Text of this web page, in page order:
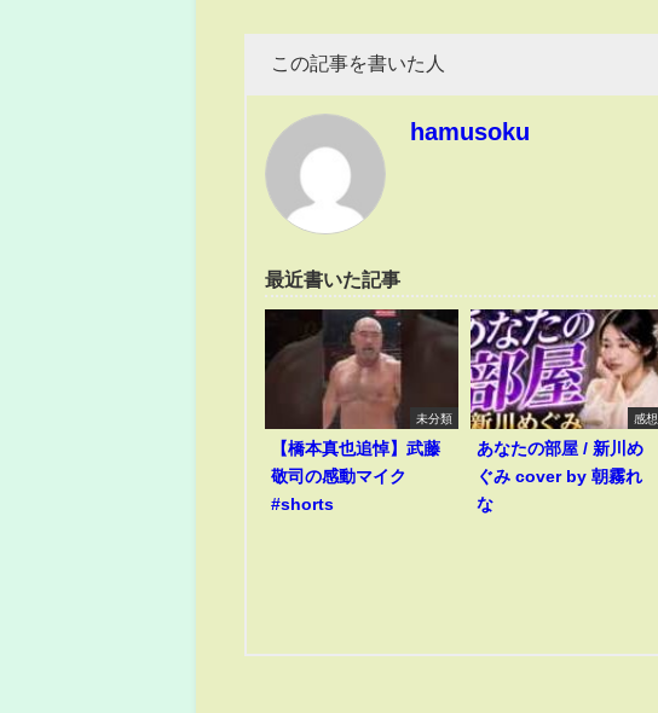
この記事を書いた人
hamusoku
最近書いた記事
未分類
【橋本真也追悼】武藤
敬司の感動マイク
#shorts
感想
あなたの部屋 / 新川め
ぐみ cover by 朝霧れ
な